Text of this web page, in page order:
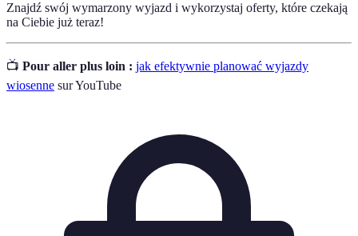
Znajdź swój wymarzony wyjazd i wykorzystaj oferty, które czekają
na Ciebie już teraz!
📺 Pour aller plus loin : jak efektywnie planować wyjazdy
wiosenne sur YouTube